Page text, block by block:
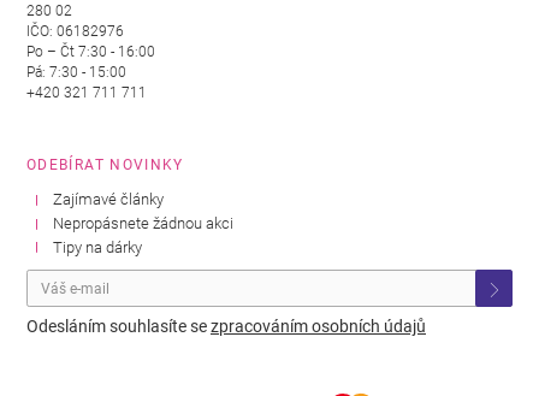
280 02
IČO: 06182976
Po – Čt 7:30 - 16:00
Pá: 7:30 - 15:00
+420 321 711 711
ODEBÍRAT NOVINKY
Zajímavé články
Nepropásnete žádnou akci
Tipy na dárky
Odesláním souhlasíte sezpracováním osobních údajů